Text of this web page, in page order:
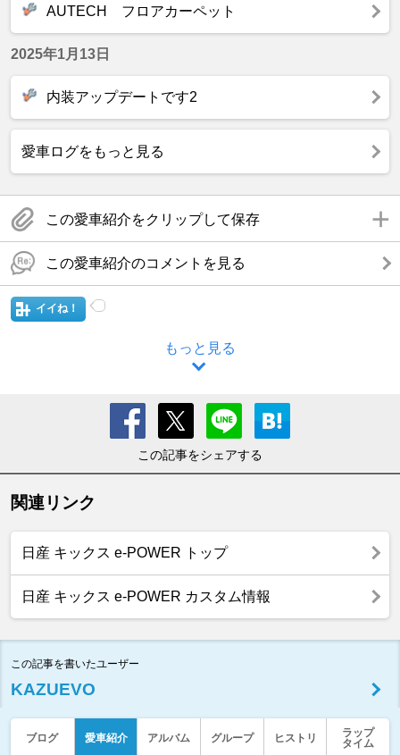
AUTECH フロアカーペット
2025年1月13日
内装アップデートです2
愛車ログをもっと見る
この愛車紹介をクリップして保存
この愛車紹介のコメントを見る
イイね！
もっと見る
この記事をシェアする
関連リンク
日産 キックス e-POWER トップ
日産 キックス e-POWER カスタム情報
この記事を書いたユーザー
KAZUEVO
ブログ 愛車紹介 アルバム グループ ヒストリ
ラップ
タイム